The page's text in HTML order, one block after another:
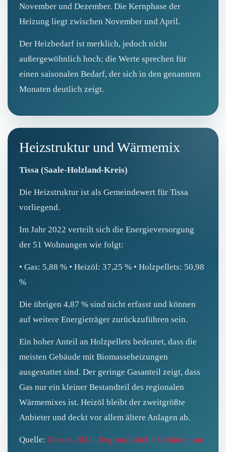
November und Dezember. Die Kernphase der
Heizung liegt zwischen November und April.
Der Heizbedarf ist merklich, jedoch nicht
außergewöhnlich hoch; die Werte sprechen für
einen saisonalen Bedarf, der sich in den genannten
Monaten deutlich zeigt.
Heizstruktur und Wärmemix
Tissa (Saale-Holzland-Kreis)
Die Heizstruktur ist als Gemeindewert für Tissa
vorliegend.
Im Jahr 2022 verteilt sich die Energieversorgung
der 51 Wohnungen wie folgt:
• Gas: 5,88 % • Heizöl: 37,25 % • Holzpellets: 50,98
%
Die übrigen 4,87 % sind nicht erfasst und können
auf weitere Energieträger zurückzuführen sein.
Ein hoher Anteil an Holzpellets bedeutet, dass die
meisten Gebäude mit Biomasseheizungen
ausgestattet sind. Der geringe Gasanteil zeigt, dass
Gas nur ein kleiner Bestandteil des regionalen
Wärmemixes ist. Heizöl bleibt der zweitgrößte
Anbieter und deckt vor allem ältere Anlagen ab.
Quelle: Zensus 2022 | Regionaltabelle Gebäude und